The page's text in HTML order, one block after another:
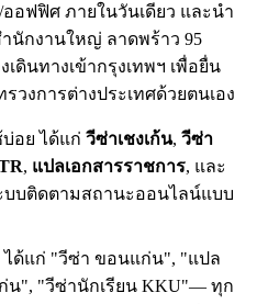
ออฟฟิศ ภายในวันเดียว และนำ
นักงานใหญ่ ลาดพร้าว 95
ดินทางเข้ากรุงเทพฯ เพื่อยื่น
วงการต่างประเทศด้วยตนเอง
อย ได้แก่ วีซ่าเชงเก้น, วีซ่า
, แปลเอกสารราชการ, และ
บบติดตามสถานะออนไลน์แบบ
ได้แก่ "วีซ่า ขอนแก่น", "แปล
", "วีซ่านักเรียน KKU"— ทุก